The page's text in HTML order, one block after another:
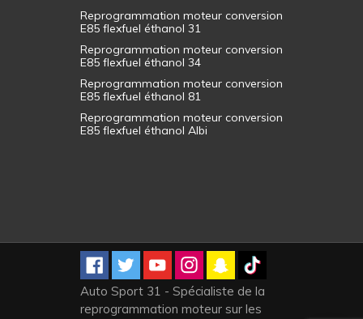
Reprogrammation moteur conversion
E85 flexfuel éthanol 31
Reprogrammation moteur conversion
E85 flexfuel éthanol 34
Reprogrammation moteur conversion
E85 flexfuel éthanol 81
Reprogrammation moteur conversion
E85 flexfuel éthanol Albi
Auto Sport 31 - Spécialiste de la
reprogrammation moteur sur les